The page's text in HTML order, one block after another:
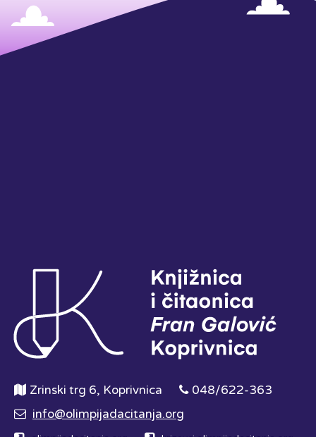
Zrinski trg 6, Koprivnica
048/622-363
info@olimpijadacitanja.org